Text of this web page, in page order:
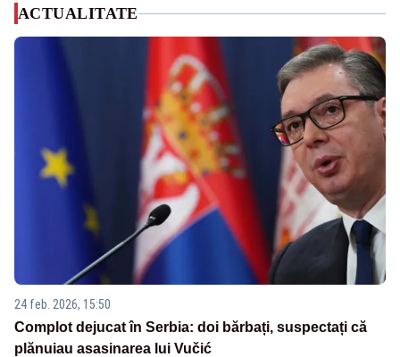
ACTUALITATE
24 feb. 2026, 15:50
Complot dejucat în Serbia: doi bărbați, suspectați că
plănuiau asasinarea lui Vučić